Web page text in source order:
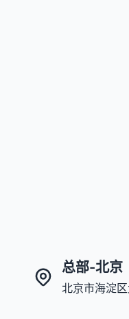
总部-北京
北京市海淀